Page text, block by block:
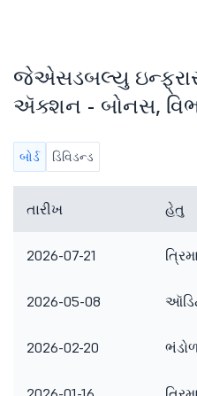
જેએસડબલ્યુ
ઍક્શન - બોનસ,
બોર્ડ ડિવિડન્ડ
તારીખ હેતુ
2026-07-21
2026-05-08
2026-02-20